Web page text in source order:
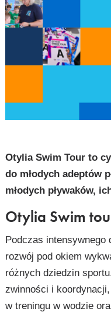
Otylia Swim Tour to
do młodych adeptów
młodych pływaków,
Otylia Swim
Podczas
rozwój pod okiem
różnych dziedzin
zwinności i
w treningu w wodzie